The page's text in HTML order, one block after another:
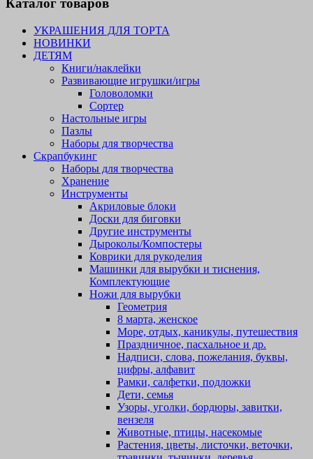
Каталог товаров
УКРАШЕНИЯ ДЛЯ ТОРТА
НОВИНКИ
ДЕТЯМ
Книги/наклейки
Развивающие игрушки/игры
Головоломки
Сортер
Настольные игры
Пазлы
Наборы для творчества
Скрапбукинг
Наборы для творчества
Хранение
Инструменты
Акриловые блоки
Доски для биговки
Другие инструменты
Дыроколы/Компостеры
Коврики для рукоделия
Машинки для вырубки и тиснения,
Комплектующие
Ножи для вырубки
Геометрия
8 марта, женское
Море, отдых, каникулы, путешествия
Праздничное, пасхальное и др.
Надписи, слова, пожелания, буквы,
цифры, алфавит
Рамки, салфетки, подложки
Дети, семья
Узоры, уголки, бордюры, завитки,
вензеля
Животные, птицы, насекомые
Растения, цветы, листочки, веточки,